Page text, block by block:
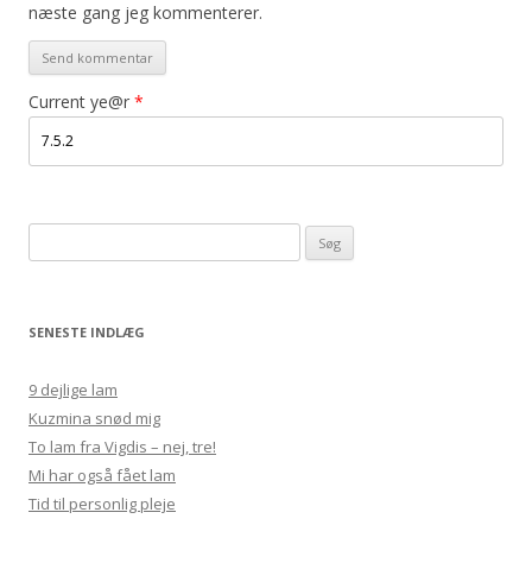
næste gang jeg kommenterer.
Current ye@r *
efter:
SENESTE INDLÆG
9 dejlige lam
Kuzmina snød mig
To lam fra Vigdis – nej, tre!
Mi har også fået lam
Tid til personlig pleje